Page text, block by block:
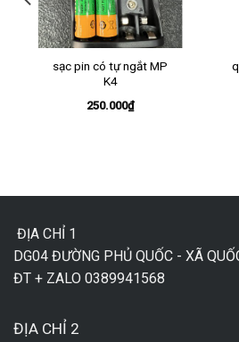
sạc pin có tự ngắt MP
K4
250.000₫
ĐỊA CHỈ 1
DG04 ĐƯỜNG PHỦ QUỐC - XÃ
ĐT + ZALO 0389941568
ĐỊA CHỈ 2